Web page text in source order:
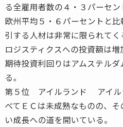
る全雇用者数の４・３パーセン
欧州平均５・６パーセントと
引する人材は非常に限られてく
ロジスティクスへの投資額は増
期待投資利回りはアムステル
る。
第５位 アイルランド アイル
べてＥＣは未成熟なものの、
い成長への道を開いている。